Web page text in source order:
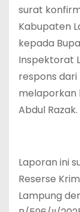
surat
Kabupaten
kepada
Inspektorat
respons dari
melaporkan
Abdul Razak.
Laporan ini
Reserse
Lampung